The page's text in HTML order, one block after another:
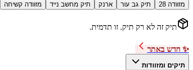
מזוודה 28 תיק גב עור ארנק תיק מחשב נייד מזוודה קשיחה
תיק זה לא רק תיק. זו תדמית.
✨ חדש באתר
תיקים ומזוודות